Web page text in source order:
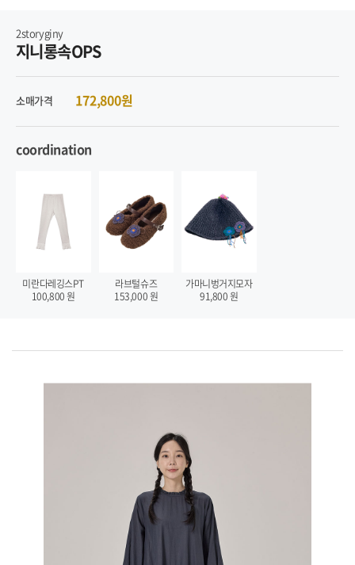
2storyginy
지니롱속OPS
소매가격 172,800원
coordination
미란다레깅스PT
100,800원
라브털슈즈
153,000원
가마니벙거지모자
91,800원